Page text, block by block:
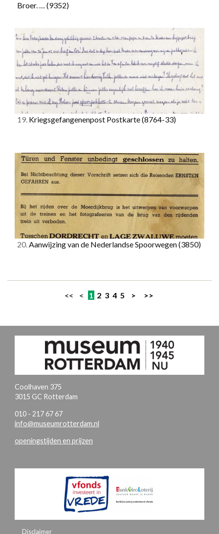
Broer. … (9352)
19. Kriegsgefangenenpost Postkarte(8764-33)
20.Aanwijzing van de Nederlandse Spoorwegen(3850)
<< < 1 2 3 4 5 > >>
Coolhaven 375
3015 GC Rotterdam
010 - 217 67 67
info@museumrotterdam.nl
openingstijden en prijzen
Disclaimer